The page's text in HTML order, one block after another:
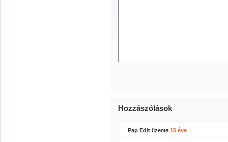
Hozzászólások
Pap Edit üzente 15 éve